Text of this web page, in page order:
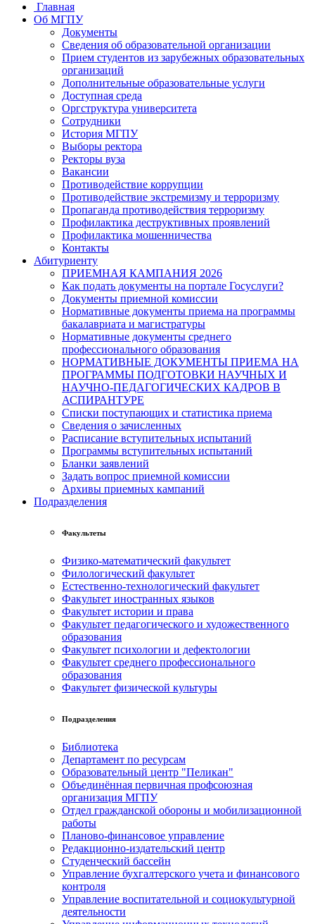
Главная
Об МГПУ
Документы
Сведения об образовательной организации
Прием студентов из зарубежных образовательных
организаций
Дополнительные образовательные услуги
Доступная среда
Оргструктура университета
Сотрудники
История МГПУ
Выборы ректора
Ректоры вуза
Вакансии
Противодействие коррупции
Противодействие экстремизму и терроризму
Пропаганда противодействия терроризму
Профилактика деструктивных проявлений
Профилактика мошенничества
Контакты
Абитуриенту
ПРИЕМНАЯ КАМПАНИЯ 2026
Как подать документы на портале Госуслуги?
Документы приемной комиссии
Нормативные документы приема на программы
бакалавриата и магистратуры
Нормативные документы среднего
профессионального образования
НОРМАТИВНЫЕ ДОКУМЕНТЫ ПРИЕМА НА
ПРОГРАММЫ ПОДГОТОВКИ НАУЧНЫХ И
НАУЧНО-ПЕДАГОГИЧЕСКИХ КАДРОВ В
АСПИРАНТУРЕ
Списки поступающих и статистика приема
Сведения о зачисленных
Расписание вступительных испытаний
Программы вступительных испытаний
Бланки заявлений
Задать вопрос приемной комиссии
Архивы приемных кампаний
Подразделения
Факультеты
Физико-математический факультет
Филологический факультет
Естественно-технологический факультет
Факультет иностранных языков
Факультет истории и права
Факультет педагогического и художественного
образования
Факультет психологии и дефектологии
Факультет среднего профессионального
образования
Факультет физической культуры
Подразделения
Библиотека
Департамент по ресурсам
Образовательный центр "Пеликан"
Объединённая первичная профсоюзная
организация МГПУ
Отдел гражданской обороны и мобилизационной
работы
Планово-финансовое управление
Редакционно-издательский центр
Студенческий бассейн
Управление бухгалтерского учета и финансового
контроля
Управление воспитательной и социокультурной
деятельности